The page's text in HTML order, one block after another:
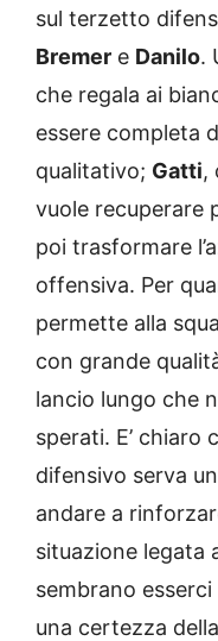
sul terzetto
Bremer e Danilo.
che regala ai
essere completa
qualitativo; Gatti,
vuole recuperare
poi trasformare
offensiva. Per
permette alla
con grande
lancio lungo che
sperati. E’ chiaro
difensivo serva
andare a
situazione legata
sembrano
una certezza